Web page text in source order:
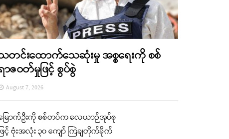
တင်းထောက်သေဆုံးမှု အစ္စရေးကို စစ်
ာဇဝတ်မှုဖြင့် စွပ်စွဲ
August 7, 2026
ြောက်ဦးကို စစ်တပ်က လေယာဉ်အုပ်စု
ြင့် ဗုံးအလုံး ၃၀ ကျော် ကြဲချတိုက်ခိုက်